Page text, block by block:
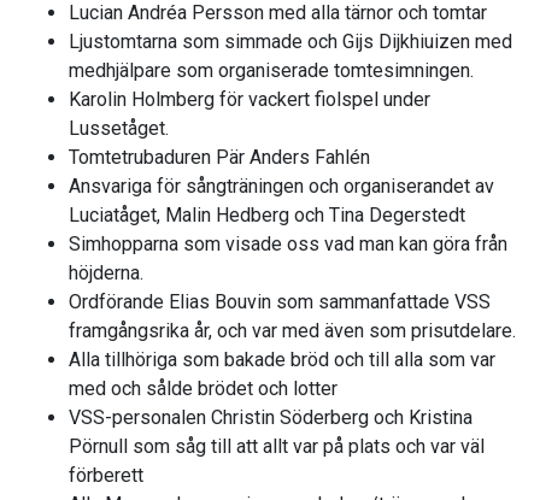
Lucian Andréa Persson med alla tärnor och tomtar
Ljustomtarna som simmade och Gijs Dijkhiuizen med
medhjälpare som organiserade tomtesimningen.
Karolin Holmberg för vackert fiolspel under
Lussetåget.
Tomtetrubaduren Pär Anders Fahlén
Ansvariga för sångträningen och organiserandet av
Luciatåget, Malin Hedberg och Tina Degerstedt
Simhopparna som visade oss vad man kan göra från
höjderna.
Ordförande Elias Bouvin som sammanfattade VSS
framgångsrika år, och var med även som prisutdelare.
Alla tillhöriga som bakade bröd och till alla som var
med och sålde brödet och lotter
VSS-personalen Christin Söderberg och Kristina
Pörnull som såg till att allt var på plats och var väl
förberett